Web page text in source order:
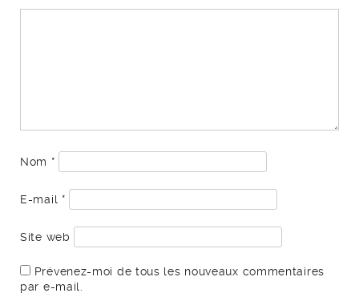
Nom *
E-mail *
Site web
Prévenez-moi de tous les nouveaux commentaires
par e-mail.